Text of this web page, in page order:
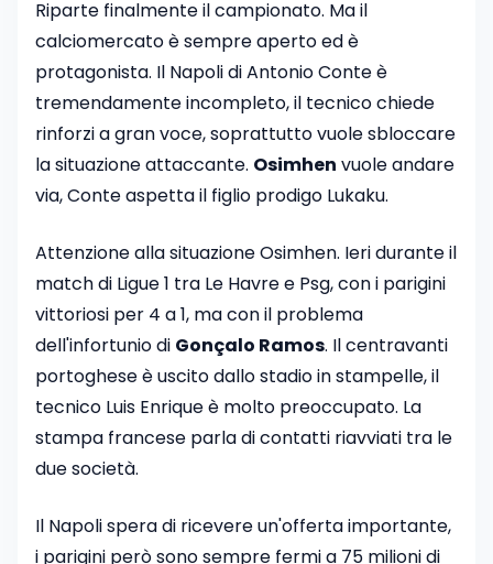
Riparte finalmente il campionato. Ma il
calciomercato è sempre aperto ed è
protagonista. Il Napoli di Antonio Conte è
tremendamente incompleto, il tecnico chiede
rinforzi a gran voce, soprattutto vuole sbloccare
la situazione attaccante. Osimhen vuole andare
via, Conte aspetta il figlio prodigo Lukaku.
Attenzione alla situazione Osimhen. Ieri durante il
match di Ligue 1 tra Le Havre e Psg, con i parigini
vittoriosi per 4 a 1, ma con il problema
dell'infortunio di Gonçalo Ramos. Il centravanti
portoghese è uscito dallo stadio in stampelle, il
tecnico Luis Enrique è molto preoccupato. La
stampa francese parla di contatti riavviati tra le
due società.
Il Napoli spera di ricevere un'offerta importante,
i parigini però sono sempre fermi a 75 milioni di